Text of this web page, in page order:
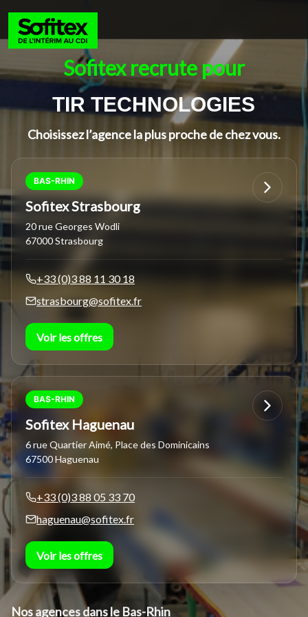
Sofitex recrute pour
TIR TECHNOLOGIES
Choisissez l’agence la plus proche de chez vous.
BAS-RHIN
Sofitex Strasbourg
20 rue Georges Wodli
67000 Strasbourg
+33 (0)3 88 11 30 18
strasbourg@sofitex.fr
Voir les offres
BAS-RHIN
Sofitex Haguenau
6 rue Quartier Aimé, Place des Dominicains
67500 Haguenau
+33 (0)3 88 05 33 70
haguenau@sofitex.fr
Voir les offres
Nos agences dans le Bas-Rhin